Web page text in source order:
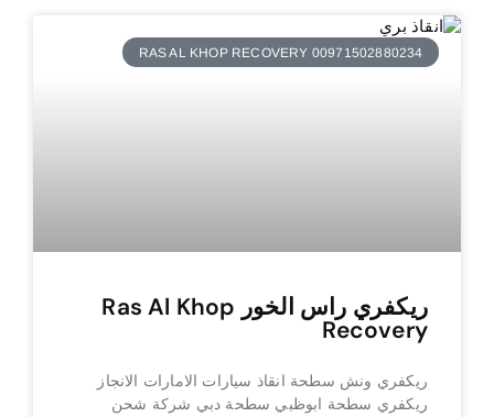
RAS AL KHOP RECOVERY 00971502880234
ريكفري راس الخور Ras Al Khop
Recovery
ريكفري ونش سطحة انقاذ سيارات الامارات الانجاز
ريكفري سطحة ابوظبي سطحة دبي شركة شحن